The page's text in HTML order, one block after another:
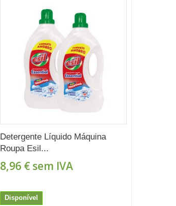
Detergente Líquido Máquina
Roupa Esil...
8,96 €sem IVA
Disponível